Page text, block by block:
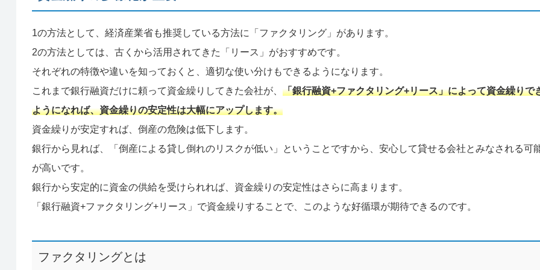
1の方法として、経済産業省も推奨している方法に「ファクタリング」があります。
2の方法としては、古くから活用されてきた「リース」がおすすめです。
それぞれの特徴や違いを知っておくと、適切な使い分けもできるようになります。
これまで銀行融資だけに頼って資金繰りしてきた会社が、 「銀行融資+ファクタリング+リース」によって資金繰りで
ようになれば、資金繰りの安定性は大幅にアップします。
資金繰りが安定すれば、倒産の危険は低下します。
銀行から見れば、「倒産による貸し倒れのリスクが低い」ということですから、安心して貸せる会社とみなされる可
が高いです。
銀行から安定的に資金の供給を受けられれば、資金繰りの安定性はさらに高まります。
「銀行融資+ファクタリング+リース」で資金繰りすることで、このような好循環が期待できるのです。
ファクタリングとは